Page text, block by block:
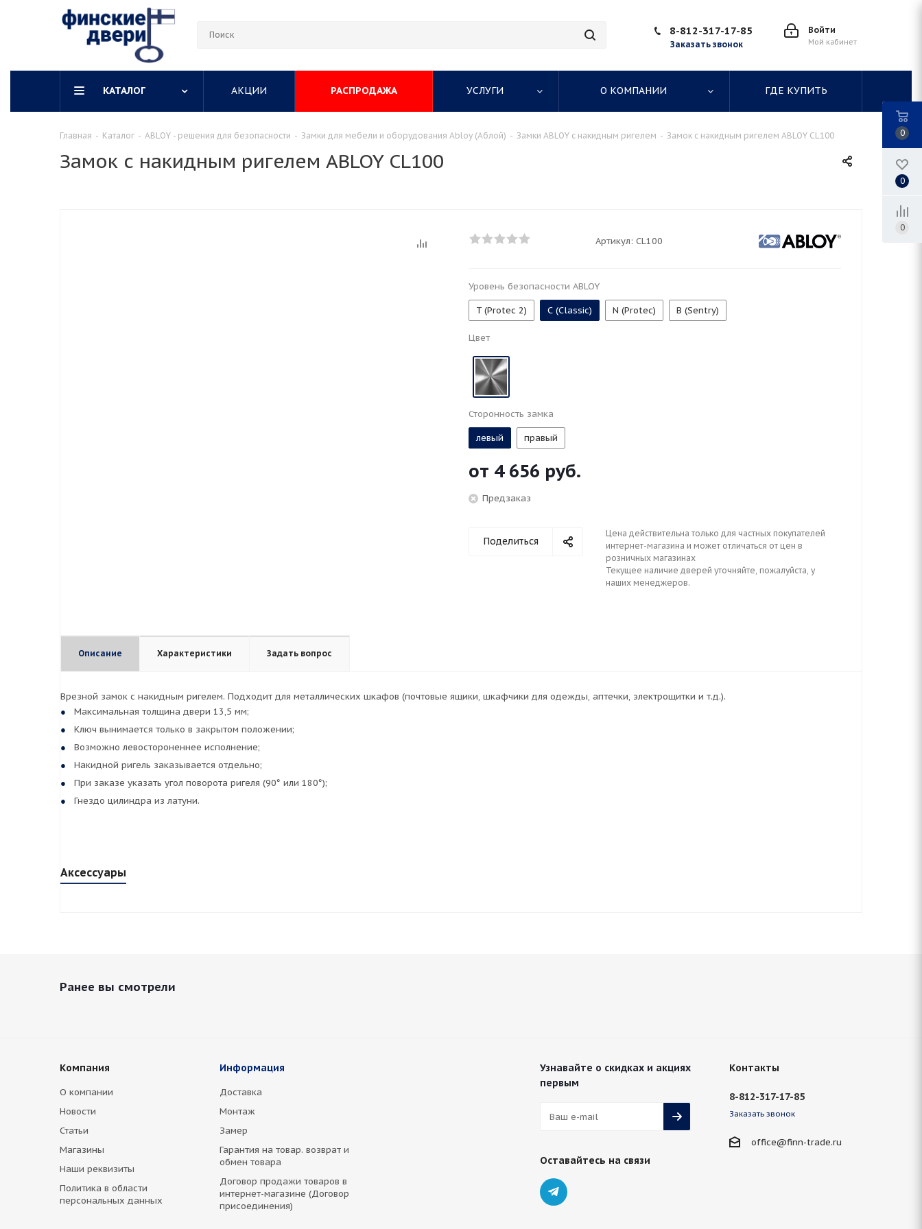
Войти
Мой кабинет
8-812-317-17-85
Заказать звонок
КАТАЛОГ АКЦИИ РАСПРОДАЖА УСЛУГИ О КОМПАНИИ ГДЕ КУПИТЬ
Главная - Каталог - ABLOY - решения для безопасности - Замки для мебели и оборудования Abloy (Аблой) - Замки ABLOY с накидным ригелем - Замок с накидным ригелем ABLOY CL100
Замок с накидным ригелем ABLOY CL100
Артикул: CL100
Уровень безопасности ABLOY
T (Protec 2) С (Classic) N (Protec) B (Sentry)
Цвет
Сторонность замка
левый правый
от 4 656 руб.
Предзаказ
Поделиться
Цена действительна только для частных покупателей
интернет-магазина и может отличаться от цен в
розничных магазинах
Текущее наличие дверей уточняйте, пожалуйста, у
наших менеджеров.
Описание Характеристики Задать вопрос
Врезной замок с накидным ригелем. Подходит для металлических шкафов (почтовые ящики, шкафчики для одежды, аптечки, электрощитки и т.д.).
Максимальная толщина двери 13,5 мм;
Ключ вынимается только в закрытом положении;
Возможно левостороненнее исполнение;
Накидной ригель заказывается отдельно;
При заказе указать угол поворота ригеля (90° или 180°);
Гнездо цилиндра из латуни.
Аксессуары
Ранее вы смотрели
Компания
О компании
Новости
Статьи
Магазины
Наши реквизиты
Политика в области
персональных данных
Информация
Доставка
Монтаж
Замер
Гарантия на товар. возврат и
обмен товара
Договор продажи товаров в
интернет-магазине (Договор
присоединения)
Узнавайте о скидках и акциях
первым
Оставайтесь на связи
Контакты
8-812-317-17-85
Заказать звонок
office@finn-trade.ru
0
0
0